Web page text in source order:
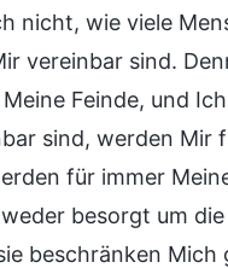
nicht, wie viele
vereinbar sind.
Feinde, und
sind, werden Mir
für immer
besorgt um
beschränken